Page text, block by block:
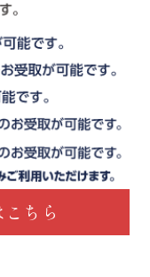
ちら